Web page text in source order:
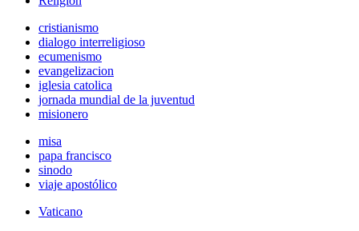
cristianismo
dialogo interreligioso
ecumenismo
evangelizacion
iglesia catolica
jornada mundial de la juventud
misionero
misa
papa francisco
sinodo
viaje apostólico
Vaticano